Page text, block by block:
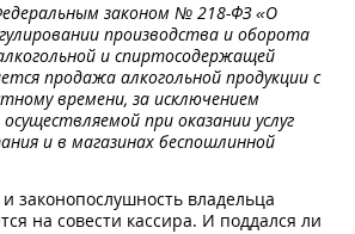
законом № 218-ФЗ «О
производства и оборота
и спиртосодержащей
продажа алкогольной продукции с
времени, за исключением
при оказании услуг
и в магазинах беспошлинной
законопослушность владельца
на совести кассира. И поддался ли